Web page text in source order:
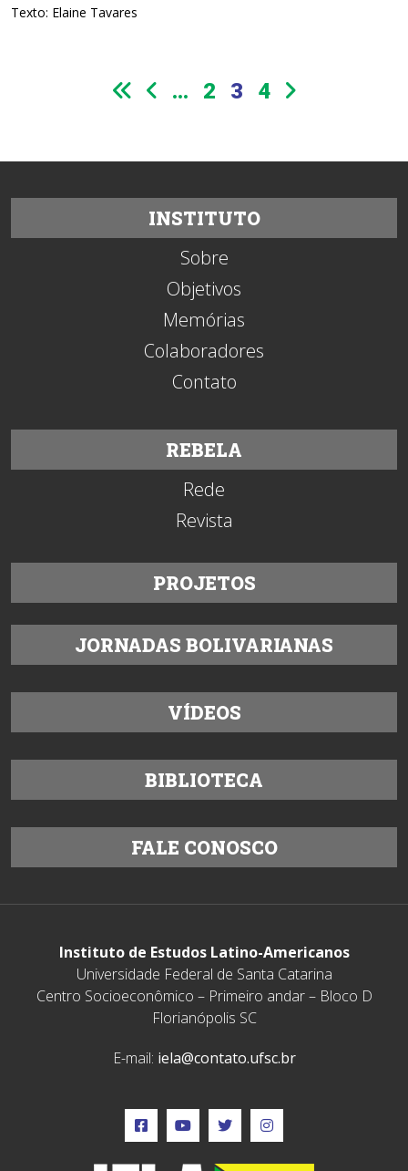
Texto: Elaine Tavares
... 2 3 4
INSTITUTO
Sobre
Objetivos
Memórias
Colaboradores
Contato
REBELA
Rede
Revista
PROJETOS
JORNADAS BOLIVARIANAS
VÍDEOS
BIBLIOTECA
FALE CONOSCO
Instituto de Estudos Latino-Americanos
Universidade Federal de Santa Catarina
Centro Socioeconômico – Primeiro andar – Bloco D
Florianópolis SC
E-mail: iela@contato.ufsc.br